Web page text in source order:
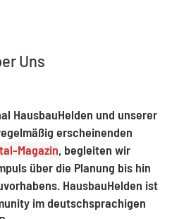
Uns
HausbauHelden und unserer
erscheinenden
Magazin, begleiten wir
über die Planung bis hin
HausbauHelden ist
im deutschsprachigen